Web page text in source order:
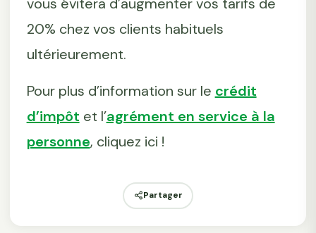
20% chez vos clients habituels
ultérieurement.
Pour plus d’information sur le crédit
d’impôt et l’agrément en service à la
personne, cliquez ici !
Partager